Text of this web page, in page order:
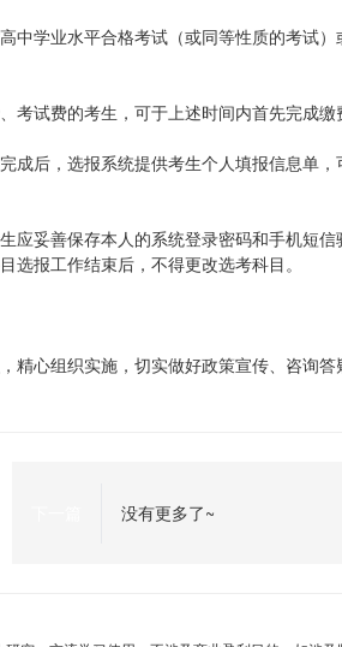
中学业水平合格考试（或同等性质的考试
考试费的考生，可于上述时间内首先完成缴
成后，选报系统提供考生个人填报信息单
应妥善保存本人的系统登录密码和手机短
报工作结束后，不得更改选考科目。
精心组织实施，切实做好政策宣传、咨询
没有更多了~